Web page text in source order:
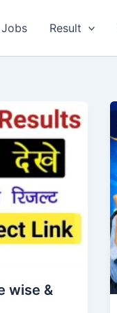
Result
wise &